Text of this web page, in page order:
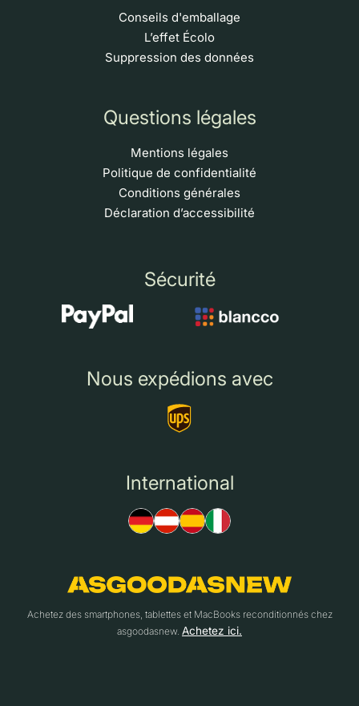
Conseils d'emballage
L’effet Écolo
Suppression des données
Questions légales
Mentions légales
Politique de confidentialité
Conditions générales
Déclaration d’accessibilité
Sécurité
Nous expédions avec
International
Achetez des smartphones, tablettes et MacBooks reconditionnés chez
asgoodasnew. Achetez ici.